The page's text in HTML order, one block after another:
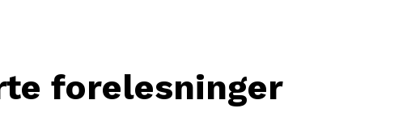
forelesninger